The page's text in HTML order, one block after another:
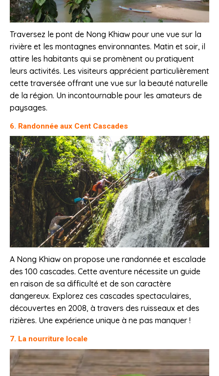
Traversez le pont de Nong Khiaw pour une vue sur la
rivière et les montagnes environnantes. Matin et soir, il
attire les habitants qui se promènent ou pratiquent
leurs activités. Les visiteurs apprécient particulièrement
cette traversée offrant une vue sur la beauté naturelle
de la région. Un incontournable pour les amateurs de
paysages.
6. Randonnée aux Cent Cascades
A Nong Khiaw on propose une randonnée et escalade
des 100 cascades. Cette aventure nécessite un guide
en raison de sa difficulté et de son caractère
dangereux. Explorez ces cascades spectaculaires,
découvertes en 2008, à travers des ruisseaux et des
rizières. Une expérience unique à ne pas manquer !
7. La nourriture locale